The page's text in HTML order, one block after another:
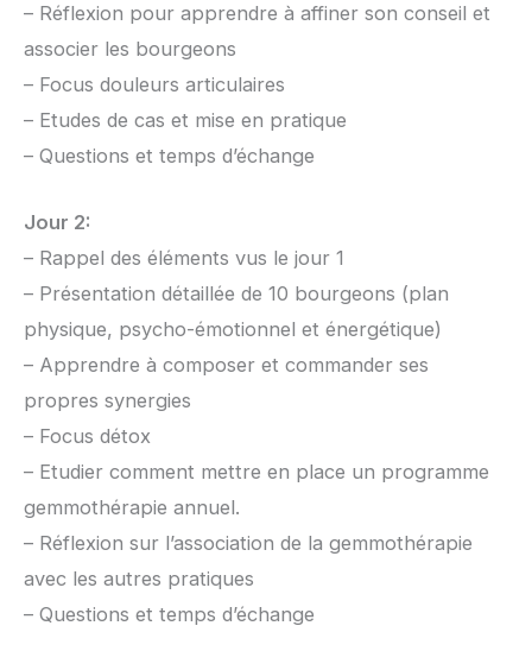
– Réflexion pour apprendre à affiner son conseil et
associer les bourgeons
– Focus douleurs articulaires
– Etudes de cas et mise en pratique
– Questions et temps d’échange
Jour 2:
– Rappel des éléments vus le jour 1
– Présentation détaillée de 10 bourgeons (plan
physique, psycho-émotionnel et énergétique)
– Apprendre à composer et commander ses
propres synergies
– Focus détox
– Etudier comment mettre en place un programme
gemmothérapie annuel.
– Réflexion sur l’association de la gemmothérapie
avec les autres pratiques
– Questions et temps d’échange